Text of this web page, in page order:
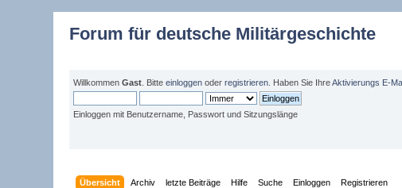
Forum für deutsche Militärgeschichte
WillkommenGast . Bitteeinloggen oderregistrieren . Haben Sie IhreAktivierungs E-
Einloggen mit Benutzername, Passwort und Sitzungslänge
Übersicht Archiv letzte Beiträge Hilfe Suche Einloggen Registrieren